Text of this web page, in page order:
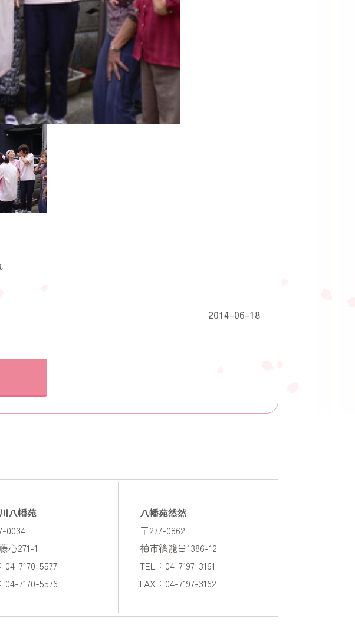
2014-06-18
八幡苑
0034
心271-1
04-7170-5577
04-7170-5576
八幡苑然然
〒277-0862
柏市篠籠田1386-12
TEL：04-7197-3161
FAX：04-7197-3162